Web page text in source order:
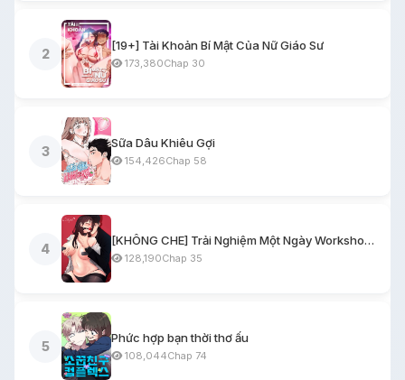
2
[19+] Tài Khoản Bí Mật Của Nữ Giáo Sư
173,380Chap 30
3
Sữa Dâu Khiêu Gợi
154,426Chap 58
4
[KHÔNG CHE] Trải Nghiệm Một Ngày Workshop BDSM
128,190Chap 35
5
Phức hợp bạn thời thơ ấu
108,044Chap 74